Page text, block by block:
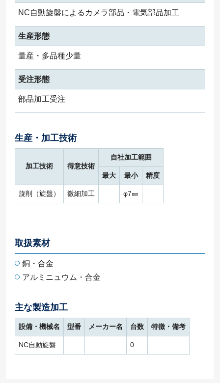
NC自動旋盤によるカメラ部品・電気部品加工
生産形態
量産・多品種少量
受注形態
部品加工受注
生産・加工技術
加工技術 得意技術
自社加工範囲
最大 最小 精度
旋削（旋盤） 微細加工 φ7㎜
取扱素材
銅・合金
アルミニュウム・合金
主な製造加工
設備・機械名 型番 メーカー名 台数 特徴・備考
NC自動旋盤 0